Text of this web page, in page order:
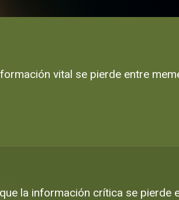
vital se pierde entre
la información crítica se pierde